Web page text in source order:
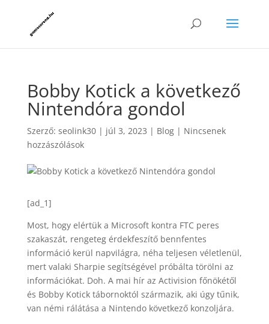
Bobby Kotick a következő
Nintendóra gondol
Szerző: seolink30| júl 3, 2023 | Blog| Nincsenek
hozzászólások
[ad_1]
Most, hogy elértük a Microsoft kontra FTC peres
szakaszát, rengeteg érdekfeszítő bennfentes
információ kerül napvilágra, néha teljesen véletlenül,
mert valaki Sharpie segítségével próbálta törölni az
információkat. Doh. A mai hír az Activision főnökétől
és Bobby Kotick tábornoktól származik, aki úgy tűnik,
van némi rálátása a Nintendo következő konzoljára.